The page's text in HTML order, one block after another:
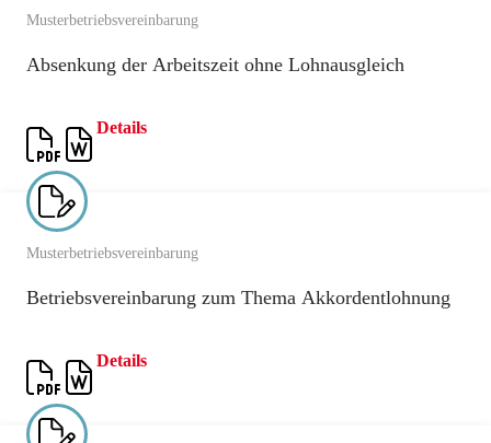
Musterbetriebsvereinbarung
Absenkung der Arbeitszeit ohne Lohnausgleich
Details
Musterbetriebsvereinbarung
Betriebsvereinbarung zum Thema Akkordentlohnung
Details